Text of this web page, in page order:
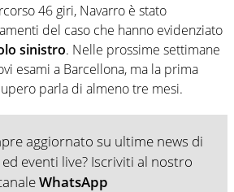
46 giri, Navarro è stato
del caso che hanno evidenziato
sinistro. Nelle prossime settimane
esami a Barcellona, ma la prima
parla di almeno tre mesi.
aggiornato su ultime news di
eventi live? Iscriviti al nostro
WhatsApp